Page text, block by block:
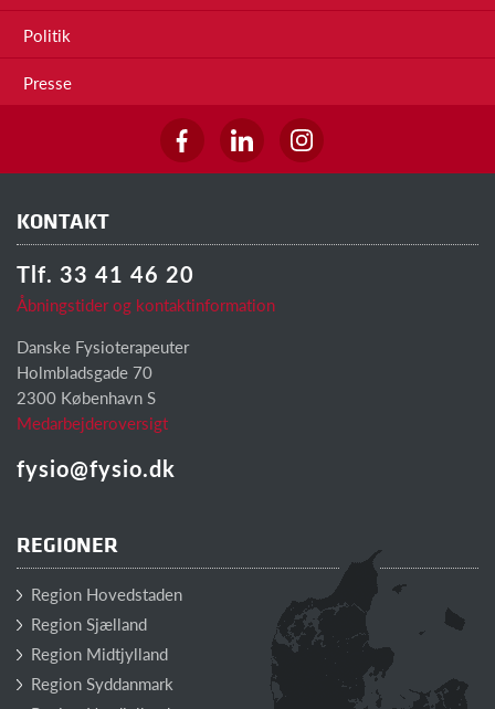
Politik
Presse
KONTAKT
Tlf. 33 41 46 20
Åbningstider og kontaktinformation
Danske Fysioterapeuter
Holmbladsgade 70
2300 København S
Medarbejderoversigt
fysio@fysio.dk
REGIONER
Region Hovedstaden
Region Sjælland
Region Midtjylland
Region Syddanmark